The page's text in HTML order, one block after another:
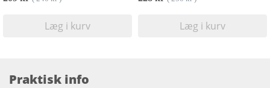
Læg i kurv Læg i kurv
Praktisk info